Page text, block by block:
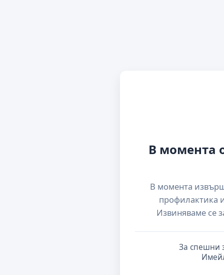
В момента
В момента
профилактика
Извиняваме се
За спешни